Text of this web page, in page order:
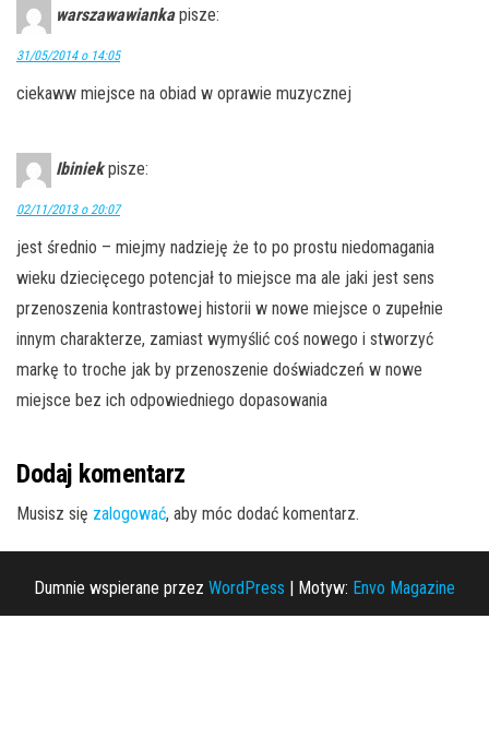
warszawawianka pisze:
31/05/2014 o 14:05
ciekaww miejsce na obiad w oprawie muzycznej
Ibiniek pisze:
02/11/2013 o 20:07
jest średnio – miejmy nadzieję że to po prostu niedomagania
wieku dziecięcego potencjał to miejsce ma ale jaki jest sens
przenoszenia kontrastowej historii w nowe miejsce o zupełnie
innym charakterze, zamiast wymyślić coś nowego i stworzyć
markę to troche jak by przenoszenie doświadczeń w nowe
miejsce bez ich odpowiedniego dopasowania
Dodaj komentarz
Musisz się zalogować, aby móc dodać komentarz.
Dumnie wspierane przez WordPress Motyw: Envo Magazine